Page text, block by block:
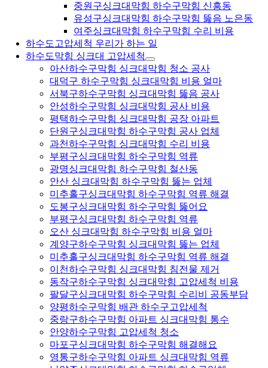
중원구싱크대막힘 하수구막힘 신흥동
유성구싱크대막힘 하수구막힘 뚫음 노은동
여주싱크대막힘 하수구막힘 수리 비용
하수도고압세척 우리가 하는 일
하수도막힘 싱크대 고압세척
아산하수구막힘 싱크대막힘 청소 공사
대덕구 하수구막힘 싱크대막힘 비용 얼마
서북구하수구막힘 싱크대막힘 뚫음 공사
안성하수구막힘 싱크대막힘 공사 비용
평택하수구막힘 싱크대막힘 공장 아파트
단원구싱크대막힘 하수구막힘 공사 업체
과천하수구막힘 싱크대막힘 수리 비용
부평구싱크대막힘 하수구막힘 역류
광명싱크대막힘 하수구막힘 철산동
안산 싱크대막힘 하수구막힘 뚫는 업체
미추홀구싱크대막힘 하수구막힘 역류 해결
도봉구싱크대막힘 하수구막힘 뚫어요
부평구싱크대막힘 하수구막힘 역류
오산 싱크대막힘 하수구막힘 비용 얼마
계양구하수구막힘 싱크대막힘 뚫는 업체
미추홀구싱크대막힘 하수구막힘 역류 해결
이천하수구막힘 싱크대막힘 침전물 제거
동작구하수구막힘 싱크대막힘 고압세척 비용
팔달구싱크대막힘 하수구막힘 수리비 공동부담
양평하수구막힘 배관 하수구고압세척
중랑구하수구막힘 아파트 싱크대막힘 통수
안양하수구막힘 고압세척 청소
마포구싱크대막힘 하수구막힘 해결해요
영통구하수구막힘 아파트 싱크대막힘 역류